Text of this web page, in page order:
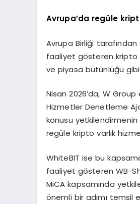
Avrupa’da regüle
Avrupa Birliği tarafından
faaliyet gösteren kripto
ve piyasa bütünlüğü
Nisan 2026’da, W
Hizmetler Denetleme
konusu yetkilendirmenin
regüle kripto varlık
WhiteBIT ise bu
faaliyet gösteren WB-
MiCA kapsamında
önemli bir adımı